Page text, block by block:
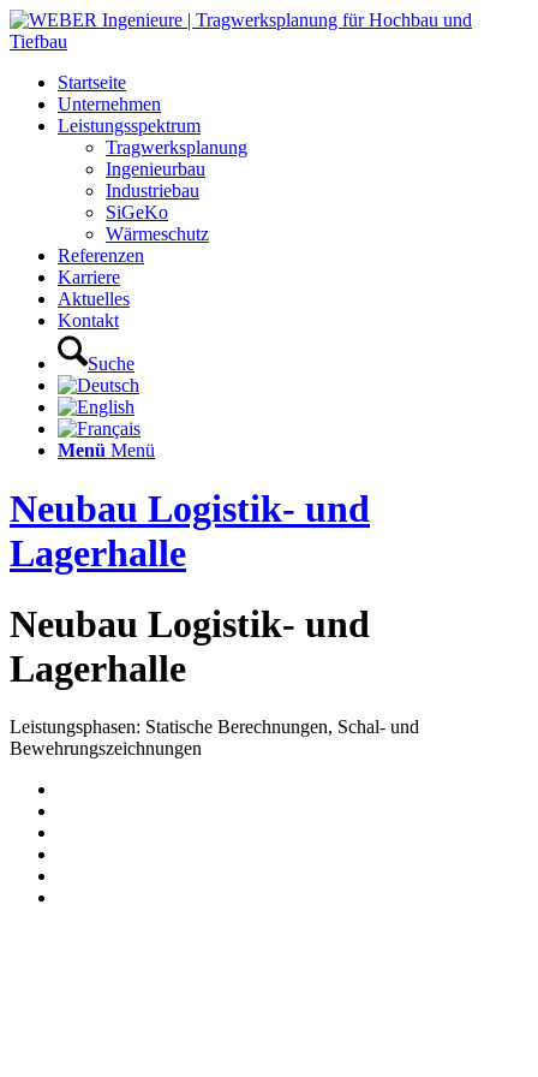
Startseite
Unternehmen
Leistungsspektrum
Tragwerksplanung
Ingenieurbau
Industriebau
SiGeKo
Wärmeschutz
Referenzen
Karriere
Aktuelles
Kontakt
Suche
Menü Menü
Neubau Logistik- und
Lagerhalle
Neubau Logistik- und
Lagerhalle
Leistungsphasen: Statische Berechnungen, Schal- und
Bewehrungszeichnungen